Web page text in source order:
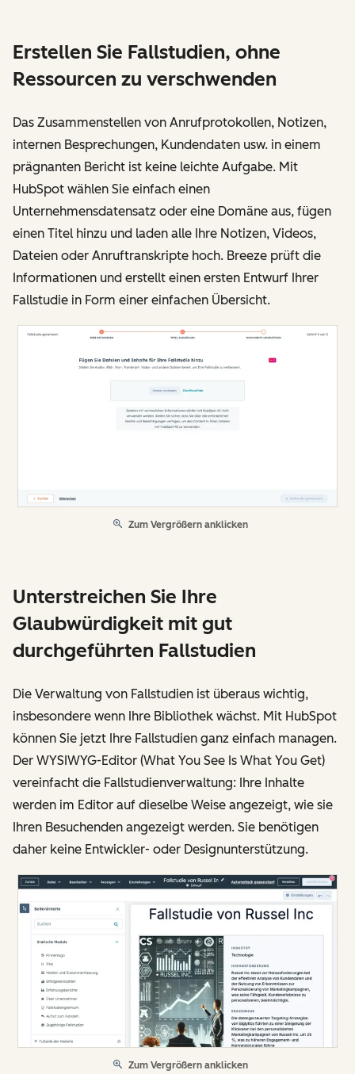
Erstellen Sie Fallstudien, ohne
Ressourcen zu verschwenden
Das Zusammenstellen von Anrufprotokollen, Notizen,
internen Besprechungen, Kundendaten usw. in einem
prägnanten Bericht ist keine leichte Aufgabe. Mit
HubSpot wählen Sie einfach einen
Unternehmensdatensatz oder eine Domäne aus, fügen
einen Titel hinzu und laden alle Ihre Notizen, Videos,
Dateien oder Anruftranskripte hoch. Breeze prüft die
Informationen und erstellt einen ersten Entwurf Ihrer
Fallstudie in Form einer einfachen Übersicht.
Zum Vergrößern anklicken
Unterstreichen Sie Ihre
Glaubwürdigkeit mit gut
durchgeführten Fallstudien
Die Verwaltung von Fallstudien ist überaus wichtig,
insbesondere wenn Ihre Bibliothek wächst. Mit HubSpot
können Sie jetzt Ihre Fallstudien ganz einfach managen.
Der WYSIWYG-Editor (What You See Is What You Get)
vereinfacht die Fallstudienverwaltung: Ihre Inhalte
werden im Editor auf dieselbe Weise angezeigt, wie sie
Ihren Besuchenden angezeigt werden. Sie benötigen
daher keine Entwickler- oder Designunterstützung.
Zum Vergrößern anklicken